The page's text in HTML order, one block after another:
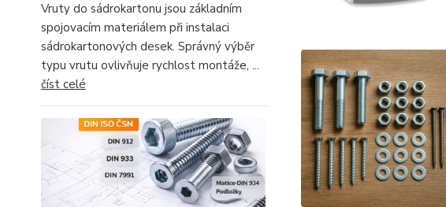
Vruty do sádrokartonu jsou základním
spojovacím materiálem při instalaci
sádrokartonových desek. Správný výběr
typu vrutu ovlivňuje rychlost montáže, ...
číst celé